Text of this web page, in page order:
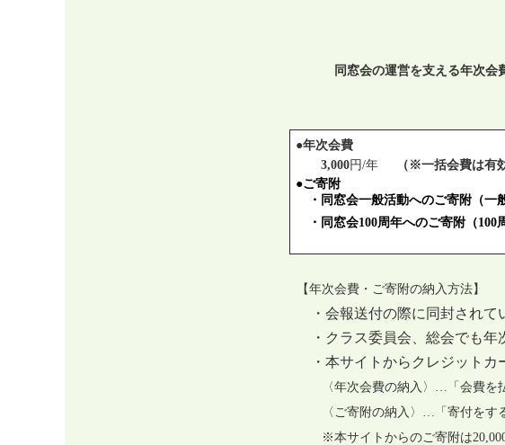
同窓会の運営を支える年次会
●年次会費
3,000円/年
（※一括会費は有
●ご寄附
・ 同窓会一般活動へのご寄附（一
・ 同窓会100周年へのご寄附（100
【年次会費・ご寄附の納入方法】
・会報送付の際に同封されて
・クラス委員会、総会でも年
・本サイトからクレジットカ
〈年次会費の納入〉…「会費を払
〈ご寄附の納入〉…「寄付をする
※本サイトからのご寄附は20,000